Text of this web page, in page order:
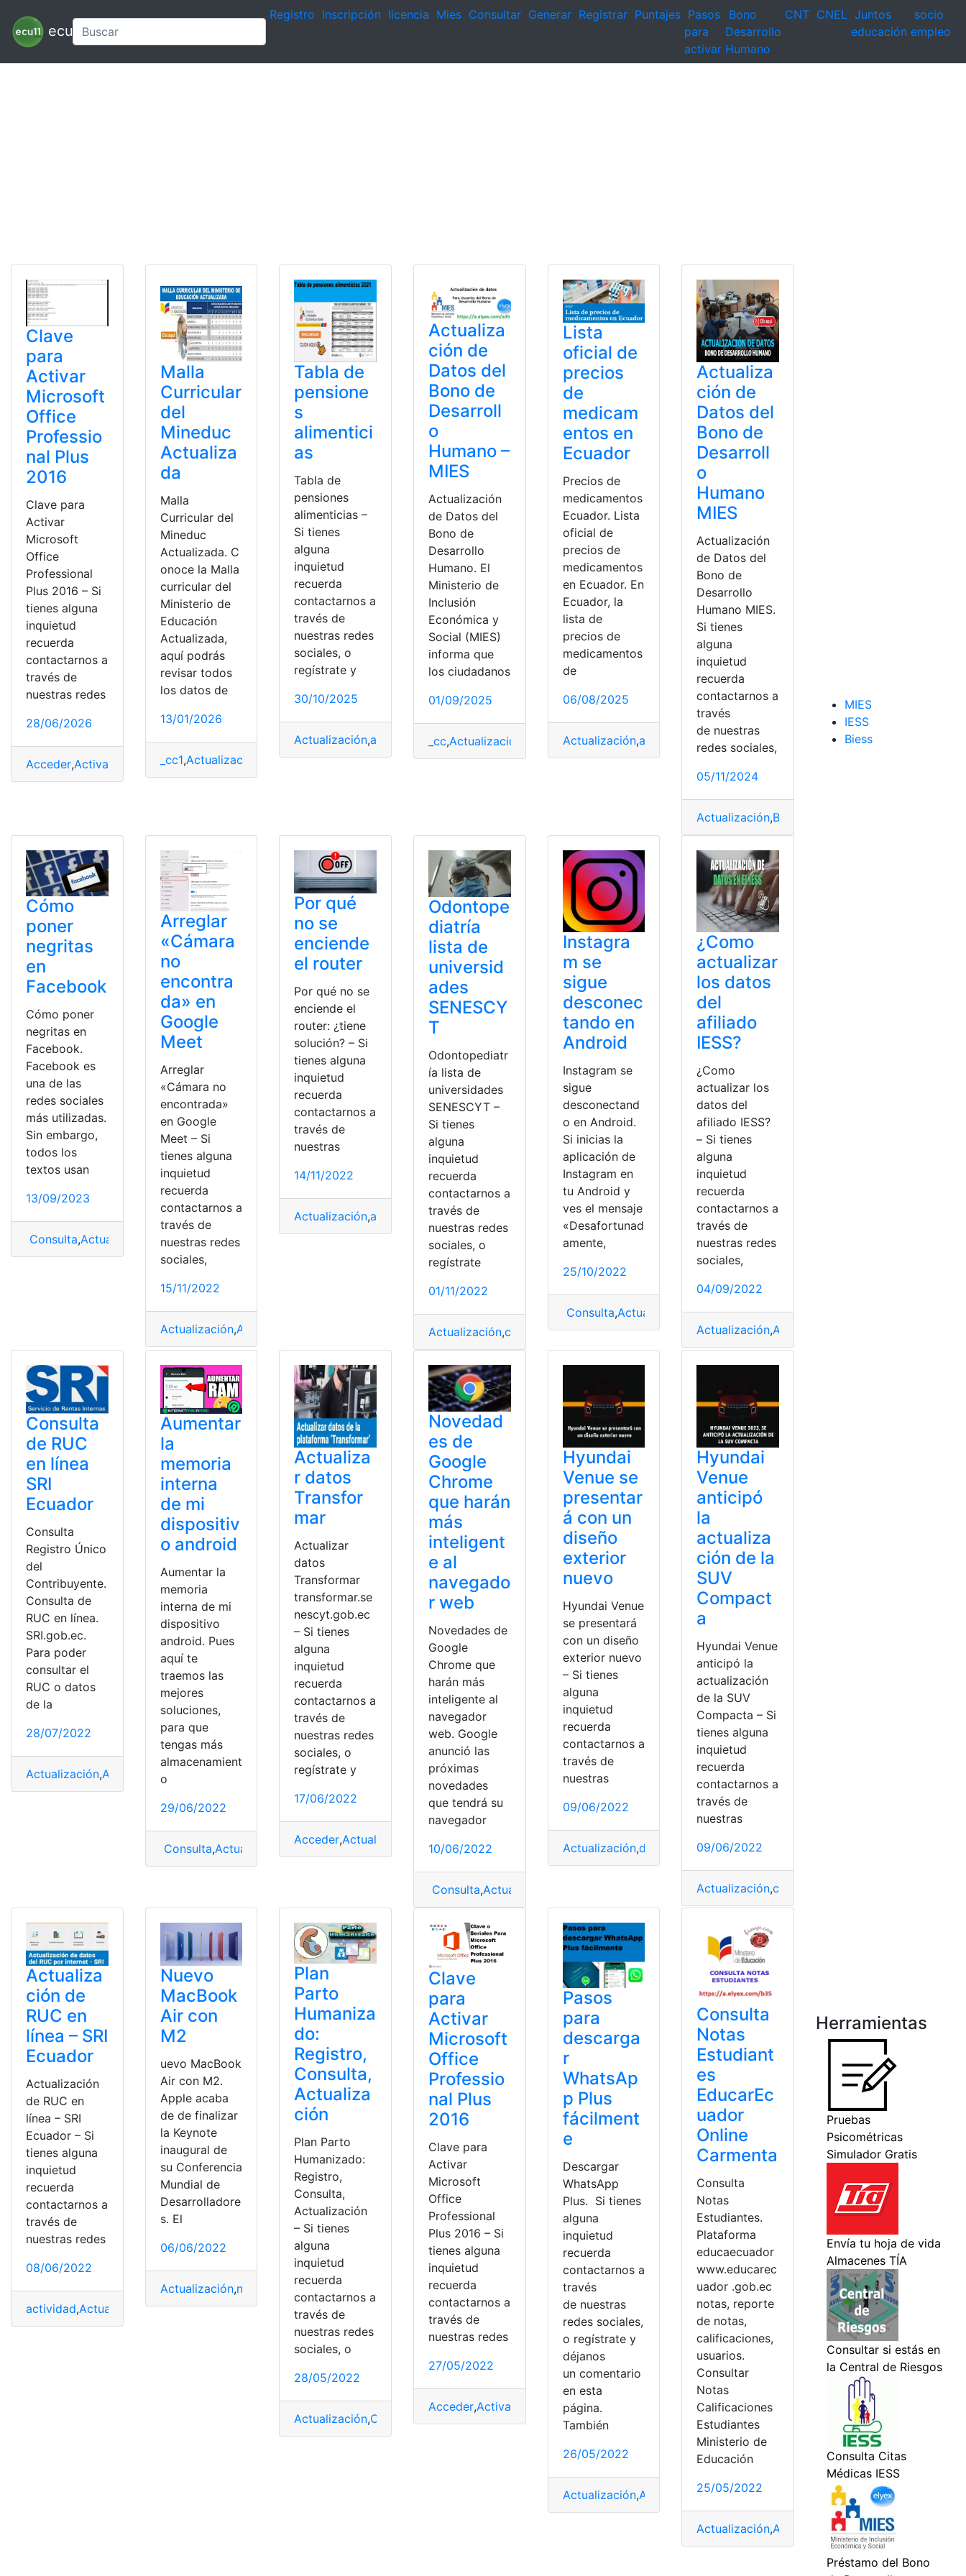
ecu11
Registro Inscripción licencia Mies Consultar Generar Registrar Puntajes Pasos
para
activar
Bono
Desarrollo
Humano
CNT CNEL Juntos
educación
socio
empleo
Clave
para
Activar
Microsoft
Office
Professio
nal Plus
2016
Clave para
Activar
Microsoft
Office
Professional
Plus 2016 – Si
tienes alguna
inquietud
recuerda
contactarnos a
través de
nuestras redes
28/06/2026
Acceder,Activar Actualización,Clave,Microsoft
Malla
Curricular
del
Mineduc
Actualiza
da
Malla
Curricular del
Mineduc
Actualizada. C
onoce la Malla
curricular del
Ministerio de
Educación
Actualizada,
aquí podrás
revisar todos
los datos de
13/01/2026
_cc1,Actualización Curricular,Ecuador,malla curricular,MINEDUC
Tabla de
pensione
s
alimentici
as
Tabla de
pensiones
alimenticias –
Si tienes
alguna
inquietud
recuerda
contactarnos a
través de
nuestras redes
sociales, o
regístrate y
30/10/2025
Actualización,alimentación,Calcular,Pensiones Tabla de pensiones
Actualiza
ción de
Datos del
Bono de
Desarroll
o
Humano –
MIES
Actualización
de Datos del
Bono de
Desarrollo
Humano. El
Ministerio de
Inclusión
Económica y
Social (MIES)
informa que
los ciudadanos
01/09/2025
_cc,Actualización actualizaciones,Actualizar Datos bono Bono de Desarrollo Humano
Lista
oficial de
precios
de
medicam
entos en
Ecuador
Precios de
medicamentos
Ecuador. Lista
oficial de
precios de
medicamentos
en Ecuador. En
Ecuador, la
lista de
precios de
medicamentos
de
06/08/2025
Actualización,archivos citas medicas medicamentos
Actualiza
ción de
Datos del
Bono de
Desarroll
o
Humano
MIES
Actualización
de Datos del
Bono de
Desarrollo
Humano MIES.
Si tienes
alguna
inquietud
recuerda
contactarnos a
través
de nuestras
redes sociales,
05/11/2024
Actualización,Bono Desarrollo Humano
Cómo
poner
negritas
en
Facebook
Cómo poner
negritas en
Facebook.
Facebook es
una de las
redes sociales
más utilizadas.
Sin embargo,
todos los
textos usan
13/09/2023
Consulta,Actualización facebook ,redes sociales
Arreglar
«Cámara
no
encontra
da» en
Google
Meet
Arreglar
«Cámara no
encontrada»
en Google
Meet – Si
tienes alguna
inquietud
recuerda
contactarnos a
través de
nuestras redes
sociales,
15/11/2022
Actualización,Aplicación Google Meet
Por qué
no se
enciende
el router
Por qué no se
enciende el
router: ¿tiene
solución? – Si
tienes alguna
inquietud
recuerda
contactarnos a
través de
nuestras
14/11/2022
Actualización,alimentación,Fuente, fuente de inspiración Router,Solucionar
Odontope
diatría
lista de
universid
ades
SENESCY
T
Odontopediatr
ía lista de
universidades
SENESCYT –
Si tienes
alguna
inquietud
recuerda
contactarnos a
través de
nuestras redes
sociales, o
regístrate
01/11/2022
Actualización,conocimientos,destrezas y habilidades,Odontopediatría
Instagra
m se
sigue
desconec
tando en
Android
Instagram se
sigue
desconectand
o en Android.
Si inicias la
aplicación de
Instagram en
tu Android y
ves el mensaje
«Desafortunad
amente,
25/10/2022
Consulta,Actualización,Información,Noticias
¿Como
actualizar
los datos
del
afiliado
IESS?
¿Como
actualizar los
datos del
afiliado IESS?
– Si tienes
alguna
inquietud
recuerda
contactarnos a
través de
nuestras redes
sociales,
04/09/2022
Actualización,Actualización de datos
Consulta
de RUC
en línea
SRI
Ecuador
Consulta
Registro Único
del
Contribuyente.
Consulta de
RUC en línea.
SRI.gob.ec.
Para poder
consultar el
RUC o datos
de la
28/07/2022
Actualización,Actualización de datos actualización de registro actualización del proyecto Actualización Docente
Aumentar
la
memoria
interna
de mi
dispositiv
o android
Aumentar la
memoria
interna de mi
dispositivo
android. Pues
aquí te
traemos las
mejores
soluciones,
para que
tengas más
almacenamient
o
29/06/2022
Consulta,Actualización Android Aumento Información
Actualiza
r datos
Transfor
mar
Actualizar
datos
Transformar
transformar.se
nescyt.gob.ec
– Si tienes
alguna
inquietud
recuerda
contactarnos a
través de
nuestras redes
sociales, o
regístrate y
17/06/2022
Acceder,Actualización
Novedad
es de
Google
Chrome
que harán
más
inteligent
e al
navegado
r web
Novedades de
Google
Chrome que
harán más
inteligente al
navegador
web. Google
anunció las
próximas
novedades
que tendrá su
navegador
10/06/2022
Consulta,Actualización Herramienta,navegador
Hyundai
Venue se
presentar
á con un
diseño
exterior
nuevo
Hyundai Venue
se presentará
con un diseño
exterior nuevo
– Si tienes
alguna
inquietud
recuerda
contactarnos a
través de
nuestras
09/06/2022
Actualización,diseño exterior,Hyundai
Hyundai
Venue
anticipó
la
actualiza
ción de la
SUV
Compact
a
Hyundai Venue
anticipó la
actualización
de la SUV
Compacta – Si
tienes alguna
inquietud
recuerda
contactarnos a
través de
nuestras
09/06/2022
Actualización,compacto
Actualiza
ción de
RUC en
línea – SRI
Ecuador
Actualización
de RUC en
línea – SRI
Ecuador – Si
tienes alguna
inquietud
recuerda
contactarnos a
través de
nuestras redes
08/06/2022
actividad,Actualización,Actualización de datos RUC Trámites
Nuevo
MacBook
Air con
M2
uevo MacBook
Air con M2.
Apple acaba
de de finalizar
la Keynote
inaugural de
su Conferencia
Mundial de
Desarrolladore
s. El
06/06/2022
Actualización,notificaciones,Novedades Personalización,Tecnología
Plan
Parto
Humaniza
do:
Registro,
Consulta,
Actualiza
ción
Plan Parto
Humanizado:
Registro,
Consulta,
Actualización
– Si tienes
alguna
inquietud
recuerda
contactarnos a
través de
nuestras redes
sociales, o
28/05/2022
Actualización,Consulta Registro , Venezuela
Clave
para
Activar
Microsoft
Office
Professio
nal Plus
2016
Clave para
Activar
Microsoft
Office
Professional
Plus 2016 – Si
tienes alguna
inquietud
recuerda
contactarnos a
través de
nuestras redes
27/05/2022
Acceder,Activar Actualización,Microsoft
Pasos
para
descarga
r
WhatsAp
p Plus
fácilment
e
Descargar
WhatsApp
Plus. Si tienes
alguna
inquietud
recuerda
contactarnos a
través
de nuestras
redes sociales,
o regístrate y
déjanos
un comentario
en esta
página.
También
26/05/2022
Actualización,Actualización de datos Actualización de Datos.
Consulta
Notas
Estudiant
es
EducarEc
uador
Online
Carmenta
Consulta
Notas
Estudiantes.
Plataforma
educaecuador
www.educarec
uador .gob.ec
notas, reporte
de notas,
calificaciones,
usuarios.
Consultar
Notas
Calificaciones
Estudiantes
Ministerio de
Educación
25/05/2022
Actualización,Actualización de datos
MIES
IESS
Biess
Herramientas